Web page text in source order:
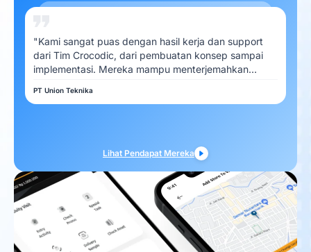
"Kami sangat puas dengan hasil kerja dan support
dari Tim Crocodic, dari pembuatan konsep sampai
implementasi. Mereka mampu menterjemahkan
PT Union Teknika
Lihat Pendapat Mereka